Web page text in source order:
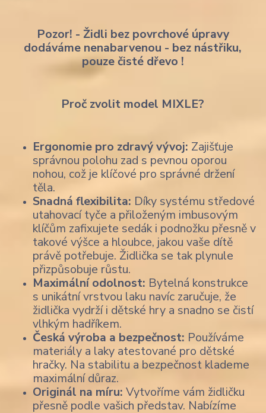
Pozor! - Židli bez povrchové úpravy
dodáváme nenabarvenou - bez nástřiku,
pouze čisté dřevo !
Proč zvolit model MIXLE?
Ergonomie pro zdravý vývoj: Zajišťuje
správnou polohu zad s pevnou oporou
nohou, což je klíčové pro správné držení
těla.
Snadná flexibilita: Díky systému středové
utahovací tyče a přiloženým imbusovým
klíčům zafixujete sedák i podnožku přesně v
takové výšce a hloubce, jakou vaše dítě
právě potřebuje. Židlička se tak plynule
přizpůsobuje růstu.
Maximální odolnost: Bytelná konstrukce
s unikátní vrstvou laku navíc zaručuje, že
židlička vydrží i dětské hry a snadno se čistí
vlhkým hadříkem.
Česká výroba a bezpečnost: Používáme
materiály a laky atestované pro dětské
hračky. Na stabilitu a bezpečnost klademe
maximální důraz.
Originál na míru: Vytvoříme vám židličku
přesně podle vašich představ. Nabízíme